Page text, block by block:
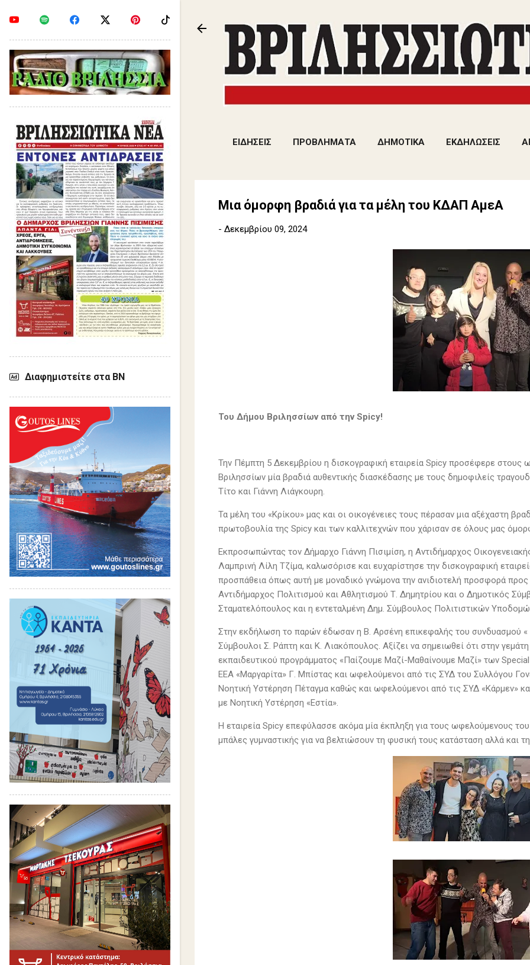
ΕΙΔΗΣΕΙΣ ΠΡΟΒΛΗΜΑΤΑ ΔΗΜΟΤΙΚΑ ΕΚΔΗΛΩΣΕΙΣ
Μια όμορφη βραδιά για τα μέλη του ΚΔΑΠ ΑμεΑ
- Δεκεμβρίου 09, 2024
Του Δήμου Βριλησσίων από την Spicy!
Την Πέμπτη 5 Δεκεμβρίου η δισκογραφική εταιρεία Spicy προσέφερε
Βριλησσίων μία βραδιά αυθεντικής διασκέδασης με τους δημοφιλείς
Τίτο και Γιάννη Λιάγκουρη.
Τα μέλη του «Κρίκου» μας και οι οικογένειες τους πέρασαν μια αξέχαστη
πρωτοβουλία της Spicy και των καλλιτεχνών που χάρισαν σε όλους μας
Εκπροσωπώντας τον Δήμαρχο Γιάννη Πισιμίση, η Αντιδήμαρχος
Λαμπρινή Λίλη Τζίμα, καλωσόρισε και ευχαρίστησε την δισκογραφική
προσπάθεια όπως αυτή με μοναδικό γνώμονα την ανιδιοτελή προσφορά
Αντιδήμαρχος Πολιτισμού και Αθλητισμού Τ. Δημητρίου και ο Δημοτικός
Σταματελόπουλος και η εντεταλμένη Δημ. Σύμβουλος Πολιτιστικών
Στην εκδήλωση το παρών έδωσαν η Β. Αρσένη επικεφαλής του συνδυασμού «
Σύμβουλοι Σ. Ράπτη και Κ. Λιακόπουλος. Αξίζει να σημειωθεί ότι στην
εκπαιδευτικού προγράμματος «Παίζουμε Μαζί-Μαθαίνουμε Μαζί» των
ΕΕΑ «Μαργαρίτα» Γ. Μπίστας και ωφελούμενοι από τις ΣΥΔ του Συλλόγου
Νοητική Υστέρηση Πέταγμα καθώς και ωφελούμενοι από τις ΣΥΔ «Κάρμεν»
με Νοητική Υστέρηση «Εστία».
H εταιρεία Spicy επεφύλασσε ακόμα μία έκπληξη για τους ωφελούμενους
μπάλες γυμναστικής για να βελτιώσουν τη φυσική τους κατάσταση αλλά
Διαφημιστείτε στα ΒΝ